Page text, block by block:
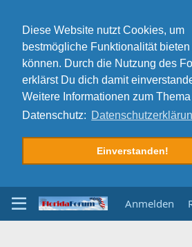
Diese Website nutzt Cookies, um
bestmögliche Funktionalität bieten
können. Durch die Nutzung des
erklärst Du dich damit
Weitere Informationen zum Thema
Datenschutz:
Einverstanden!
Anmelden